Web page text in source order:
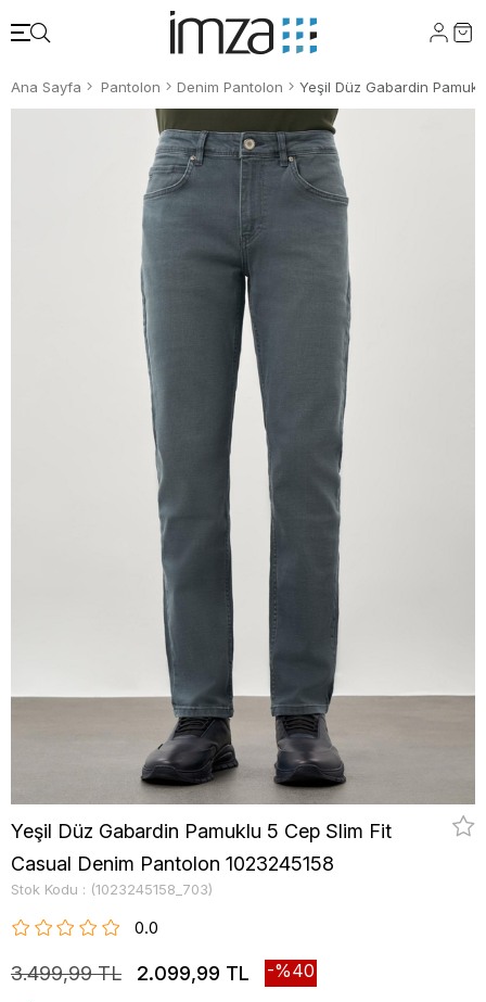
Ana Sayfa Pantolon Denim Pantolon
Yeşil Düz Gabardin Pamuklu 5 Cep Slim Fit
Casual Denim Pantolon 1023245158
Stok Kodu (1023245158_703)
0.0
3.499,99 TL 2.099,99 TL 40